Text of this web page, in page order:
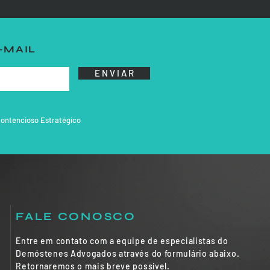
que é o
MAIL
E N V I A R
Estratégico
FALE CONOSCO
Entre em contato com a equipe de especialistas do
Demóstenes Advogados através do formulário abaixo.
Retornaremos o mais breve possível.